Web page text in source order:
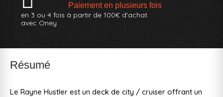
Paiement en plusieurs fois
en 3 ou 4 fois à partir de 100€ d'achat
avec Oney
Résumé
Le Rayne Hustler est un deck de city / cruiser offrant un